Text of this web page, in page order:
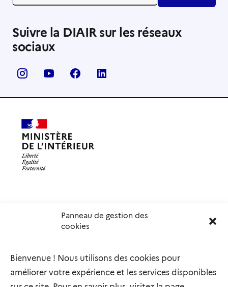
Panneau de gestion des
cookies
Bienvenue ! Nous utilisons des cookies pour
améliorer votre expérience et les services disponibles
Suivre la DIAIR sur les réseaux
sociaux
Délégation interministérielle à l’accueil et à l’intégration
elysee.fr
info.gouv.fr
legifrance.gouv.fr
refugies.info
initiativemarianne.fr